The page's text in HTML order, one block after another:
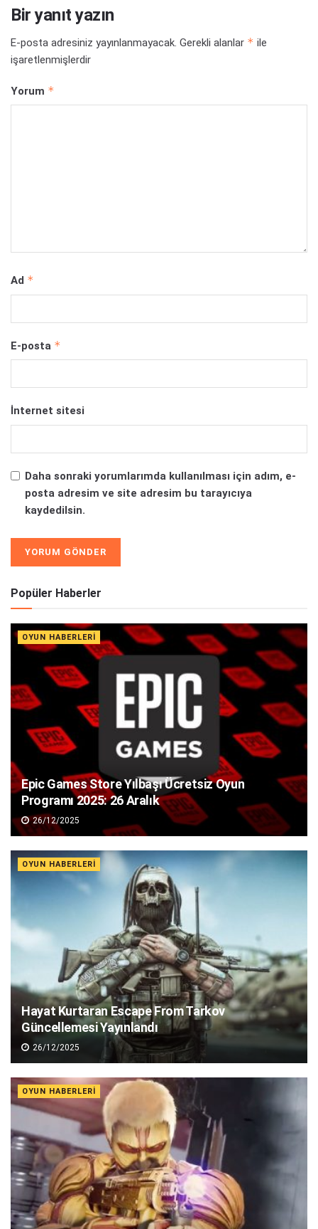
Bir yanıt yazın
E-posta adresiniz yayınlanmayacak. Gerekli alanlar * ile
işaretlenmişlerdir
Yorum *
Ad *
E-posta *
İnternet sitesi
Daha sonraki yorumlarımda kullanılması için adım, e-
posta adresim ve site adresim bu tarayıcıya
kaydedilsin.
Alternative:
Popüler Haberler
OYUN HABERLERI
Epic Games Store Yılbaşı Ücretsiz Oyun
Programı 2025: 26 Aralık
26/12/2025
OYUN HABERLERI
Hayat Kurtaran Escape From Tarkov
Güncellemesi Yayınlandı
26/12/2025
OYUN HABERLERI